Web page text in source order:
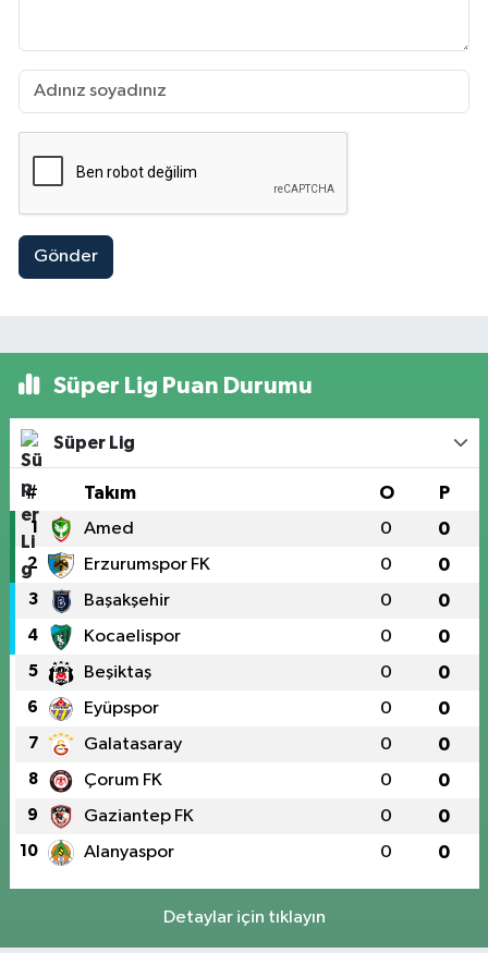
Gönder
Süper Lig Puan Durumu
Süper Lig
# Takım O P
1 Amed 0 0
2 Erzurumspor FK 0 0
3 Başakşehir 0 0
4 Kocaelispor 0 0
5 Beşiktaş 0 0
6 Eyüpspor 0 0
7 Galatasaray 0 0
8 Çorum FK 0 0
9 Gaziantep FK 0 0
10 Alanyaspor 0 0
Detaylar için tıklayın